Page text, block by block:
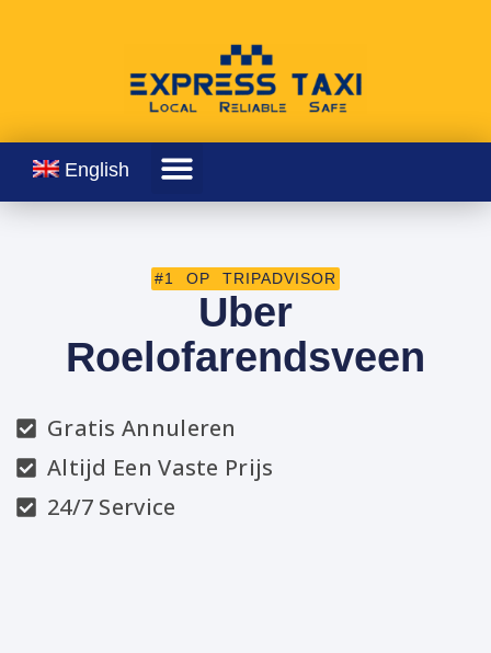
English
#1 OP TRIPADVISOR
Uber
Roelofarendsveen
Gratis Annuleren
Altijd Een Vaste Prijs
24/7 Service